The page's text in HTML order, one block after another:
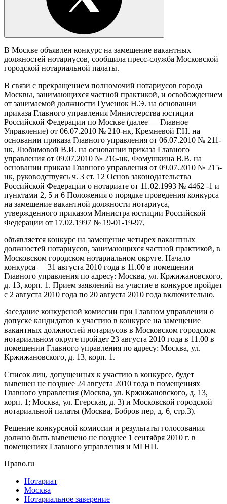
В Москве объявлен конкурс на замещение вакантных
должностей нотариусов, сообщила пресс-служба Московской
городской нотариальной палаты.
В связи с прекращением полномочий нотариусов города
Москвы, занимающихся частной практикой, и освобождением
от занимаемой должности Гуменюк Н.Э. на основании
приказа Главного управления Министерства юстиции
Российской Федерации по Москве (далее — Главное
Управление) от 06.07.2010 № 210-нк, Кремневой Г.Н. на
основании приказа Главного управления от 06.07.2010 № 211-
нк, Любимовой В.И. на основании приказа Главного
управления от 09.07.2010 № 216-нк, Фомушкина В.В. на
основании приказа Главного управления от 09.07.2010 № 215-
нк, руководствуясь ч. 3 ст. 12 Основ законодательства
Российской Федерации о нотариате от 11.02.1993 № 4462 -1 и
пунктами 2, 5 и 6 Положения о порядке проведения конкурса
на замещение вакантной должности нотариуса,
утвержденного приказом Министра юстиции Российской
Федерации от 17.02.1997 № 19-01-19-97,
объявляется конкурс на замещение четырех вакантных
должностей нотариусов, занимающихся частной практикой, в
Московском городском нотариальном округе. Начало
конкурса — 31 августа 2010 года в 11.00 в помещении
Главного управления по адресу: Москва, ул. Кржижановского,
д. 13, корп. 1. Прием заявлений на участие в конкурсе пройдет
с 2 августа 2010 года по 20 августа 2010 года включительно.
Заседание конкурсной комиссии при Главном управлении о
допуске кандидатов к участию в конкурсе на замещение
вакантных должностей нотариусов в Московском городском
нотариальном округе пройдет 23 августа 2010 года в 11.00 в
помещении Главного управления по адресу: Москва, ул.
Кржижановского, д. 13, корп. 1.
Список лиц, допущенных к участию в конкурсе, будет
вывешен не позднее 24 августа 2010 года в помещениях
Главного управления (Москва, ул. Кржижановского, д. 13,
корп. 1; Москва, ул. Егерская, д. 3) и Московской городской
нотариальной палаты (Москва, Бобров пер, д. 6, стр.3).
Решение конкурсной комиссии и результаты голосования
должно быть вывешено не позднее 1 сентября 2010 г. в
помещениях Главного управления и МГНП.
Право.ru
Нотариат
Москва
Нотариальное заверение